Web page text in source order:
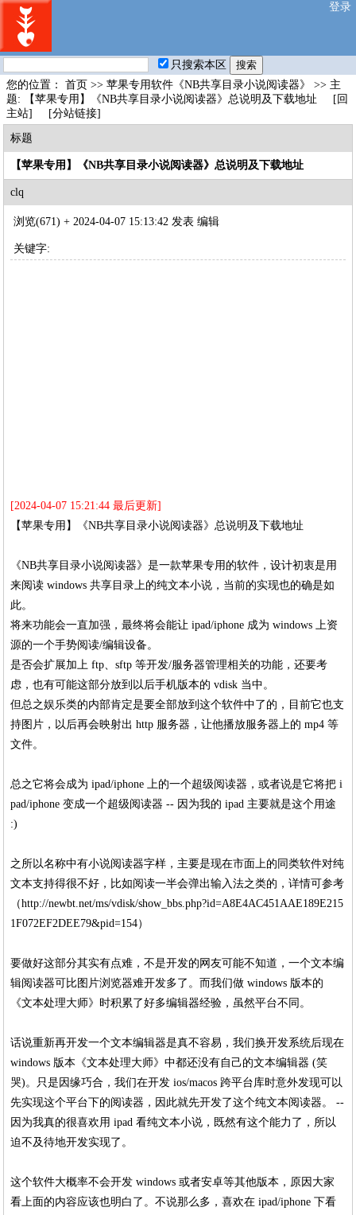
登录
只搜索本区
您的位置：首页 >>苹果专用软件《NB共享目录小说阅读器》
>> 主
题: 【苹果专用】《NB共享目录小说阅读器》总说明及下载地址
[回
主站]
[分站链接]
标题
【苹果专用】《NB共享目录小说阅读器》总说明及下载地址
clq
浏览(671) +2024-04-07 15:13:42 发表编辑
关键字:
[2024-04-07 15:21:44 最后更新]
【苹果专用】《NB共享目录小说阅读器》总说明及下载地址
《NB共享目录小说阅读器》是一款苹果专用的软件，设计初衷是用
来阅读 windows 共享目录上的纯文本小说，当前的实现也的确是如
此。
将来功能会一直加强，最终将会能让 ipad/iphone 成为 windows 上资
源的一个手势阅读/编辑设备。
是否会扩展加上 ftp、sftp 等开发/服务器管理相关的功能，还要考
虑，也有可能这部分放到以后手机版本的 vdisk 当中。
但总之娱乐类的内部肯定是要全部放到这个软件中了的，目前它也支
持图片，以后再会映射出 http 服务器，让他播放服务器上的 mp4 等
文件。
总之它将会成为 ipad/iphone 上的一个超级阅读器，或者说是它将把 i
pad/iphone 变成一个超级阅读器 -- 因为我的 ipad 主要就是这个用途
:)
之所以名称中有小说阅读器字样，主要是现在市面上的同类软件对纯
文本支持得很不好，比如阅读一半会弹出输入法之类的，详情可参考
（http://newbt.net/ms/vdisk/show_bbs.php?id=A8E4AC451AAE189E215
1F072EF2DEE79&pid=154）
要做好这部分其实有点难，不是开发的网友可能不知道，一个文本编
辑阅读器可比图片浏览器难开发多了。而我们做 windows 版本的
《文本处理大师》时积累了好多编辑器经验，虽然平台不同。
话说重新再开发一个文本编辑器是真不容易，我们换开发系统后现在
windows 版本《文本处理大师》中都还没有自己的文本编辑器 (笑
哭)。只是因缘巧合，我们在开发 ios/macos 跨平台库时意外发现可以
先实现这个平台下的阅读器，因此就先开发了这个纯文本阅读器。 --
因为我真的很喜欢用 ipad 看纯文本小说，既然有这个能力了，所以
迫不及待地开发实现了。
这个软件大概率不会开发 windows 或者安卓等其他版本，原因大家
看上面的内容应该也明白了。不说那么多，喜欢在 ipad/iphone 下看